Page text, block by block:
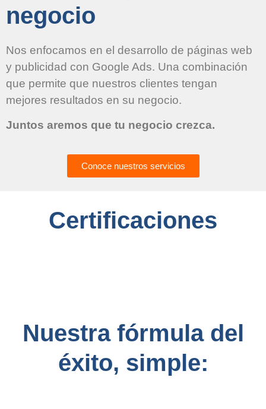
negocio
Nos enfocamos en el desarrollo de páginas web
y publicidad con Google Ads. Una combinación
que permite que nuestros clientes tengan
mejores resultados en su negocio.
Juntos aremos que tu negocio crezca.
Conoce nuestros servicios
Certificaciones
Nuestra fórmula del
éxito, simple: